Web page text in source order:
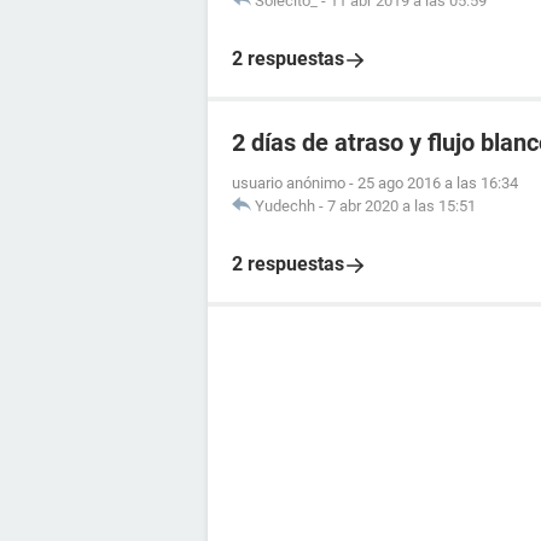
2 respuestas
2 días de atraso y flujo
usuario anónimo - 25 ago 2016 a las 16:34
Yudechh - 7 abr 2020 a las 15:51
2 respuestas